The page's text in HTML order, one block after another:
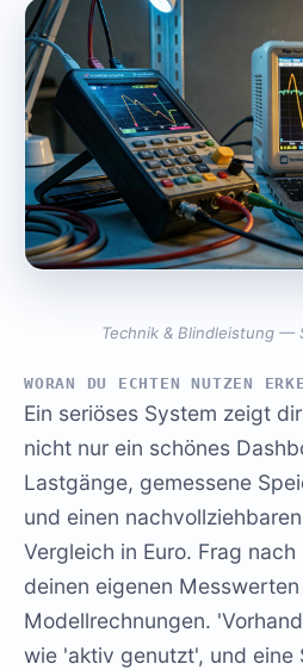
Technik & Blindleistung —
WORAN DU ECHTEN NUTZEN
Ein seriöses System zeigt
nicht nur ein schönes
Lastgänge, gemessene
und einen
Vergleich in Euro. Frag
deinen eigenen
Modellrechnungen.
wie 'aktiv genutzt', und eine